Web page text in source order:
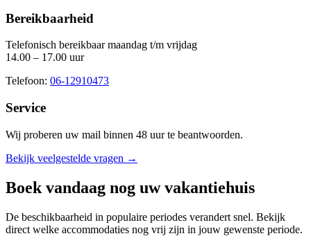
Bereikbaarheid
Telefonisch bereikbaar maandag t/m vrijdag
14.00 – 17.00 uur
Telefoon: 06-12910473
Service
Wij proberen uw mail binnen 48 uurte beantwoorden.
Bekijk veelgestelde vragen →
Boek vandaag nog uw vakantiehuis
De beschikbaarheid in populaire periodes verandert snel. Bekijk
direct welke accommodaties nog vrij zijn in jouw gewenste periode.